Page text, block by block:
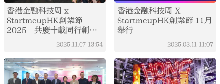
香港金融科技周 x
StartmeupHK創業節
2025 共慶十載同行創新
2025.11.07 13:54
香港金融科技周 X
StartmeupHK創業節 11月
舉行
2025.03.11 11:07